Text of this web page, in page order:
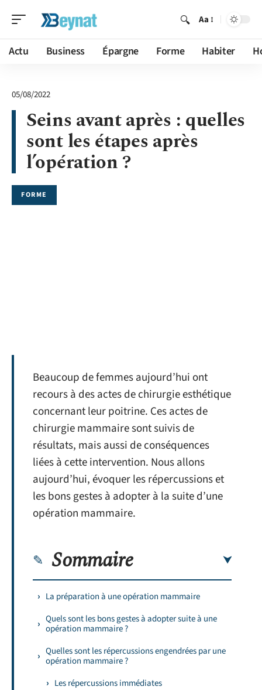
Aa
Actu Business Épargne Forme Habiter
05/08/2022
Seins avant après : quelles
sont les étapes après
l’opération ?
FORME
Beaucoup de femmes aujourd’hui ont
recours à des actes de chirurgie esthétique
concernant leur poitrine. Ces actes de
chirurgie mammaire sont suivis de
résultats, mais aussi de conséquences
liées à cette intervention. Nous allons
aujourd’hui, évoquer les répercussions et
les bons gestes à adopter à la suite d’une
opération mammaire.
Sommaire
La préparation à une opération mammaire
Quels sont les bons gestes à adopter suite à une
opération mammaire ?
Quelles sont les répercussions engendrées par une
opération mammaire ?
Les répercussions immédiates